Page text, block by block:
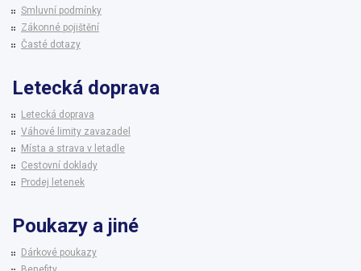
Smluvní podmínky
Zákonné pojištění
Časté dotazy
Letecká doprava
Letecká doprava
Váhové limity zavazadel
Místa a strava v letadle
Cestovní doklady
Prodej letenek
Poukazy a jiné
Dárkové poukazy